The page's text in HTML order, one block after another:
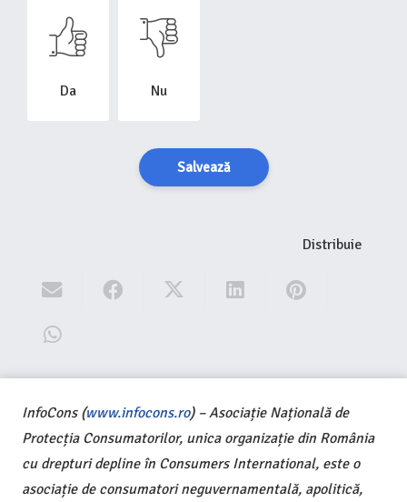
Da Nu
Salvează
Distribuie
InfoCons (www.infocons.ro) – Asociație Națională de
Protecția Consumatorilor, unica organizație din România
cu drepturi depline în Consumers International, este o
asociație de consumatori neguvernamentală, apolitică,